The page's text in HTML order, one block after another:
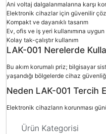
Ani voltaj dalgalanmalarına karşı
Elektronik cihazlar için güvenilir
Kompakt ve dayanıklı tasarım
Ev, ofis ve iş yeri kullanımına uygun
Kolay tak-çalıştır kullanım
LAK-001 Nerelerde
Bu akım korumalı priz; bilgisayar
yaşandığı bölgelerde cihaz
Neden LAK-001 Tercih
Elektronik cihazların korunması
Ürün Kategorisi